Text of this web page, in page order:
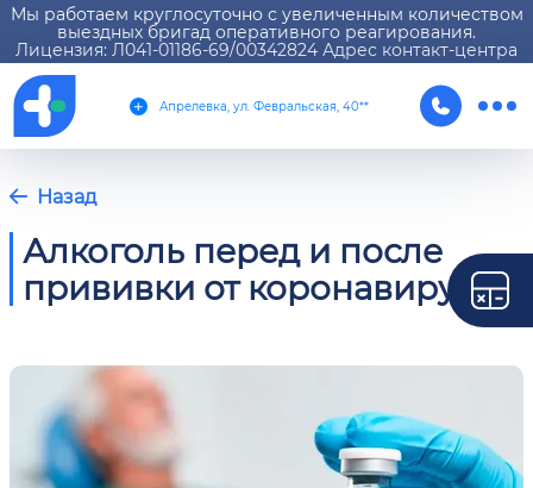
Мы работаем круглосуточно с увеличенным количеством
выездных бригад оперативного реагирования.
Лицензия: Л041-01186-69/00342824 Адрес контакт-центра
Апрелевка, ул. Февральская, 40**
Назад
Алкоголь перед и после
прививки от коронавируса